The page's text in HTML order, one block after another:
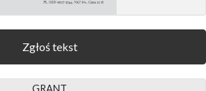
Zgłoś tekst
GRANT